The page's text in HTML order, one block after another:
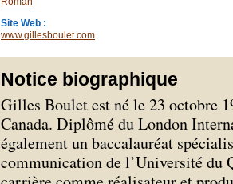
Site Web :
www.gillesboulet.com
Notice biographique
Gilles Boulet est né le 23 octobre
Canada. Diplômé du London
également un baccalauréat
communication de l’Université du